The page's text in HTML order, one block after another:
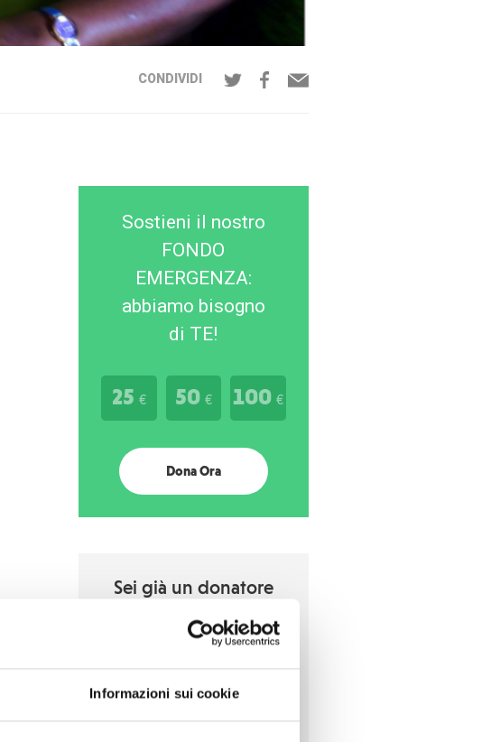
Informazioni sui cookie
CONDIVIDI
Sostieni il nostro
FONDO
EMERGENZA:
abbiamo bisogno
di TE!
25 € 50 € 100€
Dona Ora
Sei già un donatore
Scarica qui il modulo per
modificare la tua donazione.